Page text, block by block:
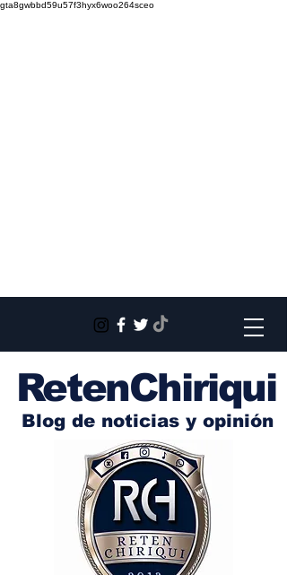
gta8gwbbd59u57f3hyx6woo264sceo
RetenChiriqui
Blog de noticias y opinión